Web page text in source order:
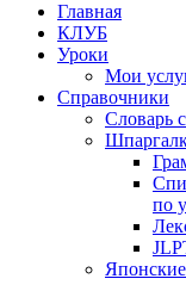
Главная
КЛУБ
Уроки
Мои
Справочники
Словарь
по